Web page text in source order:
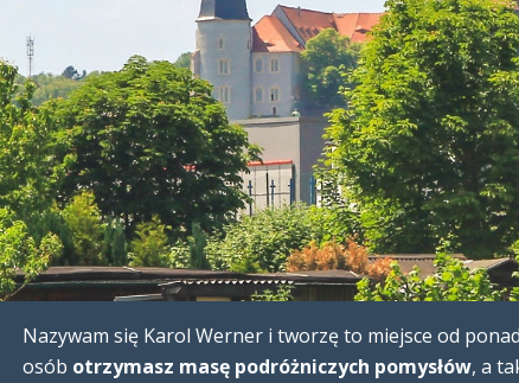
Nazywam się Karol Werner i tworzę to miejsce od
osób otrzymasz masę podróżniczych pomysłów, a